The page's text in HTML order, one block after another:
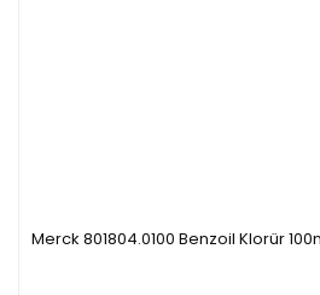
Merck 801804.0100 Benzoil Klorür